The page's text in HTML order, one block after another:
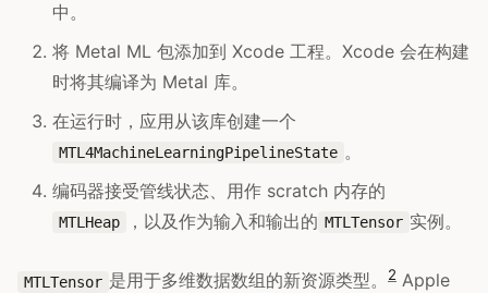
中。
将 Metal ML 包添加到 Xcode 工程。Xcode 会在构建
时将其编译为 Metal 库。
在运行时，应用从该库创建一个
MTL4MachineLearningPipelineState 。
编码器接受管线状态、用作 scratch 内存的
MTLHeap ，以及作为输入和输出的 MTLTensor 实例。
MTLTensor 是用于多维数据数组的新资源类型。 2 Apple